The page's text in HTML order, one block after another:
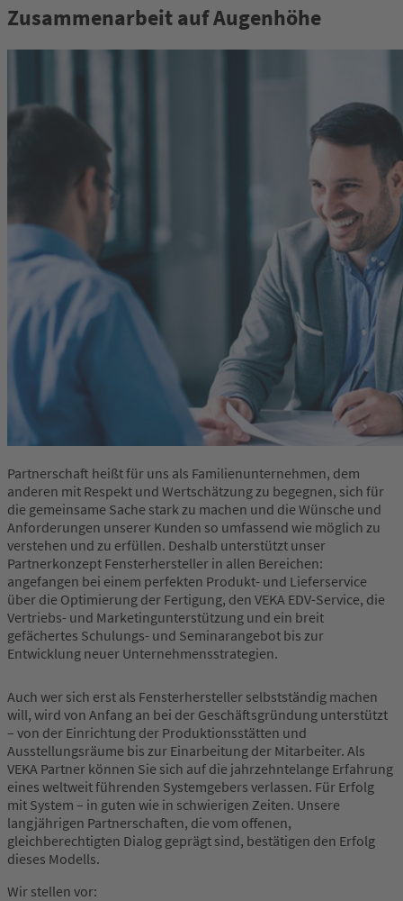
Zusammenarbeit auf Augenhöhe
Partnerschaft heißt für uns als Familienunternehmen, dem
anderen mit Respekt und Wertschätzung zu begegnen, sich für
die gemeinsame Sache stark zu machen und die Wünsche und
Anforderungen unserer Kunden so umfassend wie möglich zu
verstehen und zu erfüllen. Deshalb unterstützt unser
Partnerkonzept Fensterhersteller in allen Bereichen:
angefangen bei einem perfekten Produkt- und Lieferservice
über die Optimierung der Fertigung, den VEKA EDV-Service, die
Vertriebs- und Marketingunterstützung und ein breit
gefächertes Schulungs- und Seminarangebot bis zur
Entwicklung neuer Unternehmensstrategien.
Auch wer sich erst als Fensterhersteller selbstständig machen
will, wird von Anfang an bei der Geschäftsgründung unterstützt
– von der Einrichtung der Produktionsstätten und
Ausstellungsräume bis zur Einarbeitung der Mitarbeiter. Als
VEKA Partner können Sie sich auf die jahrzehntelange Erfahrung
eines weltweit führenden Systemgebers verlassen. Für Erfolg
mit System – in guten wie in schwierigen Zeiten. Unsere
langjährigen Partnerschaften, die vom offenen,
gleichberechtigten Dialog geprägt sind, bestätigen den Erfolg
dieses Modells.
Wir stellen vor: